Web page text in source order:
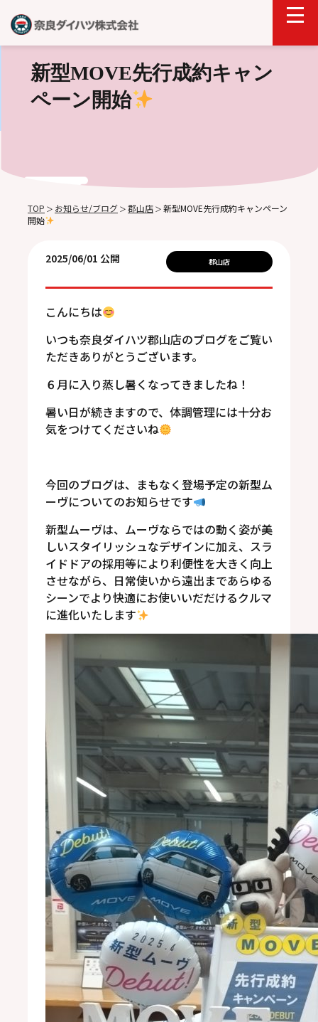
新型MOVE先行成約キャン
ペーン開始
TOP ＞ お知らせ/ブログ ＞ 郡山店 ＞ 新型MOVE先行成約キャンペーン
開始
2025/06/01 公開 郡山店
こんにちは
いつも奈良ダイハツ郡山店のブログをご覧い
ただきありがとうございます。
６月に入り蒸し暑くなってきましたね！
暑い日が続きますので、体調管理には十分お
気をつけてくださいね
今回のブログは、まもなく登場予定の新型ム
ーヴについてのお知らせです
新型ムーヴは、ムーヴならではの動く姿が美
しいスタイリッシュなデザインに加え、スラ
イドドアの採用等により利便性を大きく向上
させながら、日常使いから遠出まであらゆる
シーンでより快適にお使いいだだけるクルマ
に進化いたします